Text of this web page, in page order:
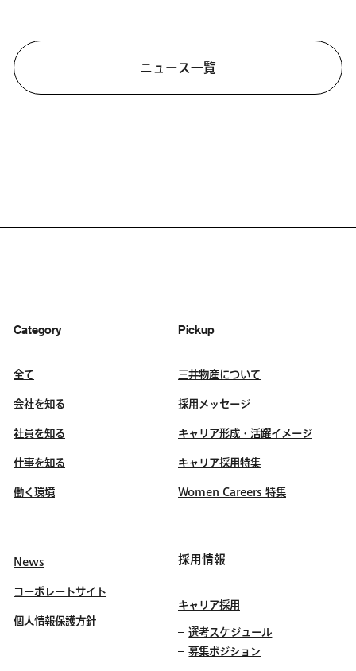
ニュース一覧
Category
全て
会社を知る
社員を知る
仕事を知る
働く環境
Pickup
三井物産について
採用メッセージ
キャリア形成・活躍イメージ
キャリア採用特集
Women Careers 特集
News
コーポレートサイト
個人情報保護方針
採用情報
キャリア採用
選考スケジュール
募集ポジション